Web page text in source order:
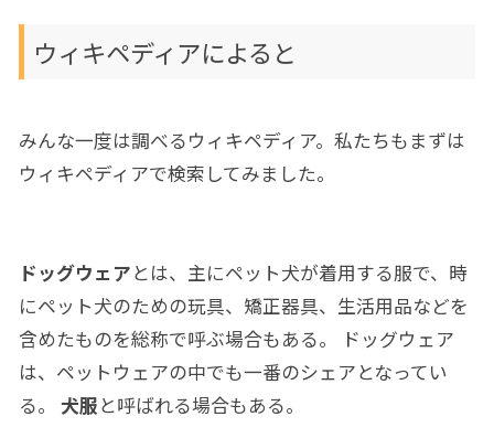
ウィキペディアによると
みんな一度は調べるウィキペディア。私たちもまずは
ウィキペディアで検索してみました。
ドッグウェアとは、主にペット犬が着用する服で、時
にペット犬のための玩具、 矯正器具、 生活用品などを
含めたものを総称で呼ぶ場合もある。 ドッグウェア
は、ペットウェアの中でも一番のシェアとなってい
る。 犬服と呼ばれる場合もある。